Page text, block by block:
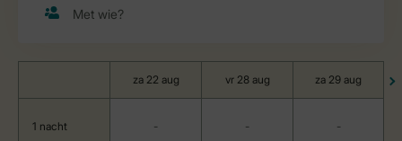
za 22 aug vr 28 aug za 29 aug
1 nacht - - -